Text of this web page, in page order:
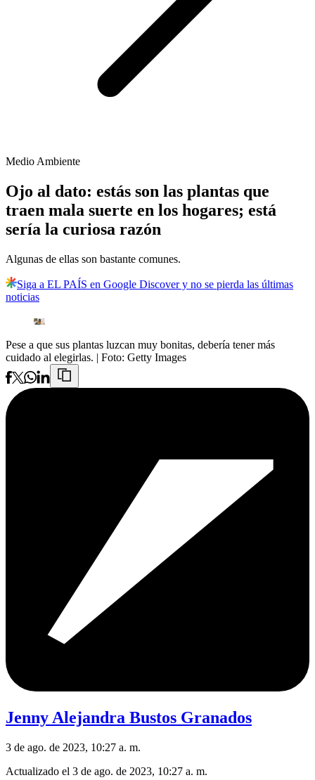
Medio Ambiente
Ojo al dato: estás son las plantas que
traen mala suerte en los hogares; está
sería la curiosa razón
Algunas de ellas son bastante comunes.
Siga a EL PAÍS en Google Discover y no se pierda las últimas
noticias
Pese a que sus plantas luzcan muy bonitas, debería tener más
cuidado al elegirlas. | Foto: Getty Images
Jenny Alejandra Bustos Granados
3 de ago. de 2023, 10:27 a. m.
Actualizado el 3 de ago. de 2023, 10:27 a. m.